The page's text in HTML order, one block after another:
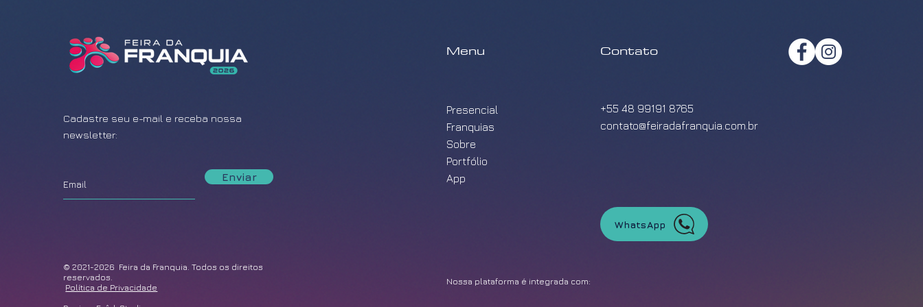
Cadastre seu e-mail e receba nossa
newsletter:
Enviar
© 2021-2026 Feira da Franquia. Todos os direitos
reservados.
Política de Privacidade
Menu
Presencial
Franquias
Sobre
Portfólio
App
Contato
+55 48 99191 8765
contato@feiradafranquia.com.br
WhatsApp
Nossa plataforma é integrada com: